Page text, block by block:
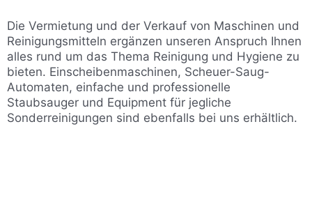
Die Vermietung und der Verkauf von Maschinen und
Reinigungsmitteln ergänzen unseren Anspruch Ihnen
alles rund um das Thema Reinigung und Hygiene zu
bieten. Einscheibenmaschinen, Scheuer-Saug-
Automaten, einfache und professionelle
Staubsauger und Equipment für jegliche
Sonderreinigungen sind ebenfalls bei uns erhältlich.